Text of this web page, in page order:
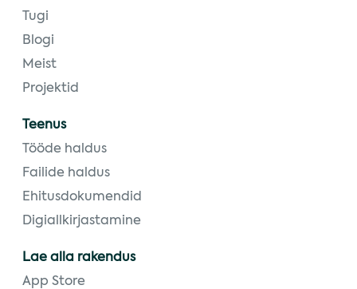
Tugi
Blogi
Meist
Projektid
Teenus
Tööde haldus
Failide haldus
Ehitusdokumendid
Digiallkirjastamine
Lae alla rakendus
App Store